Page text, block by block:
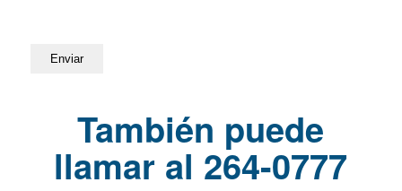
También puede
llamar al 264-0777